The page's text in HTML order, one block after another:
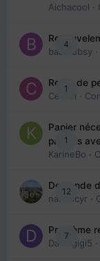
Aichacool ·
4
babibubsy
1
Refus de
Cedbri ·
1
Papier
parents
KarineBo ·
12
Demande
nanancyr ·
7
Problème
Davidgigi5